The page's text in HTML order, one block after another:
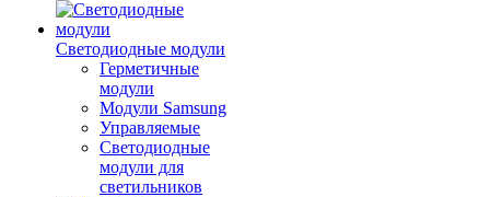
Светодиодные модули
Герметичные
модули
Модули Samsung
Управляемые
Светодиодные
модули для
светильников